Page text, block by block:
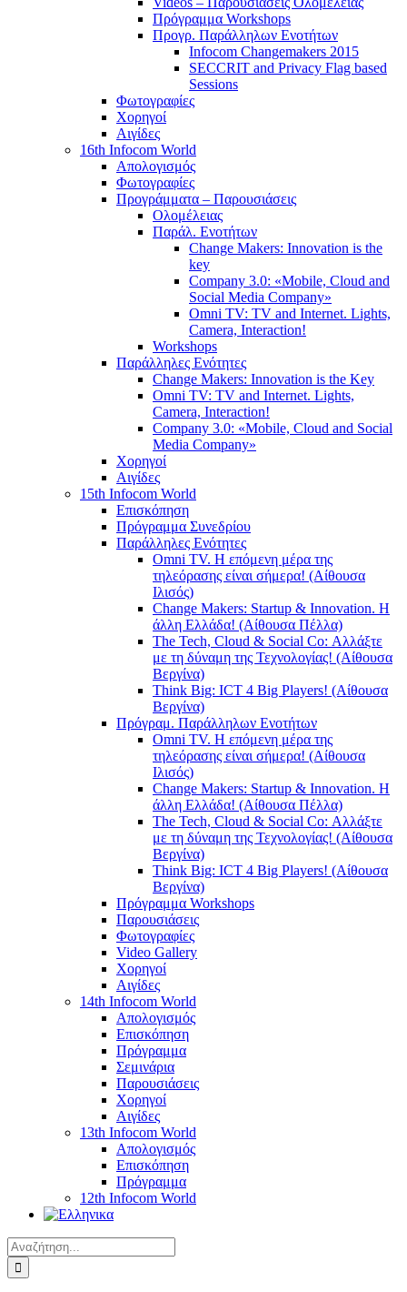
Πρόγραμμα Workshops
Προγρ. Παράλληλων Ενοτήτων
Infocom Changemakers 2015
SECCRIT and Privacy Flag based
Sessions
Φωτογραφίες
Χορηγοί
Αιγίδες
16th Infocom World
Απολογισμός
Φωτογραφίες
Προγράμματα – Παρουσιάσεις
Ολομέλειας
Παράλ. Ενοτήτων
Change Makers: Innovation is the
key
Company 3.0: «Mobile, Cloud and
Social Media Company»
Omni TV: TV and Internet. Lights,
Camera, Interaction!
Workshops
Παράλληλες Ενότητες
Change Makers: Innovation is the Key
Omni TV: TV and Internet. Lights,
Camera, Interaction!
Company 3.0: «Mobile, Cloud and Social
Media Company»
Χορηγοί
Αιγίδες
15th Infocom World
Επισκόπηση
Πρόγραμμα Συνεδρίου
Παράλληλες Ενότητες
Omni TV. Η επόμενη μέρα της
τηλεόρασης είναι σήμερα! (Αίθουσα
Ιλισός)
Change Makers: Startup & Innovation. Η
άλλη Ελλάδα! (Αίθουσα Πέλλα)
The Tech, Cloud & Social Co: Αλλάξτε
με τη δύναμη της Τεχνολογίας! (Αίθουσα
Βεργίνα)
Think Big: ICT 4 Big Players! (Αίθουσα
Βεργίνα)
Πρόγραμ. Παράλληλων Ενοτήτων
Omni TV. Η επόμενη μέρα της
τηλεόρασης είναι σήμερα! (Αίθουσα
Ιλισός)
Change Makers: Startup & Innovation. Η
άλλη Ελλάδα! (Αίθουσα Πέλλα)
The Tech, Cloud & Social Co: Αλλάξτε
με τη δύναμη της Τεχνολογίας! (Αίθουσα
Βεργίνα)
Think Big: ICT 4 Big Players! (Αίθουσα
Βεργίνα)
Πρόγραμμα Workshops
Παρουσιάσεις
Φωτογραφίες
Video Gallery
Χορηγοί
Αιγίδες
14th Infocom World
Απολογισμός
Επισκόπηση
Πρόγραμμα
Σεμινάρια
Παρουσιάσεις
Χορηγοί
Αιγίδες
13th Infocom World
Απολογισμός
Επισκόπηση
Πρόγραμμα
12th Infocom World
Αναζήτηση
για: